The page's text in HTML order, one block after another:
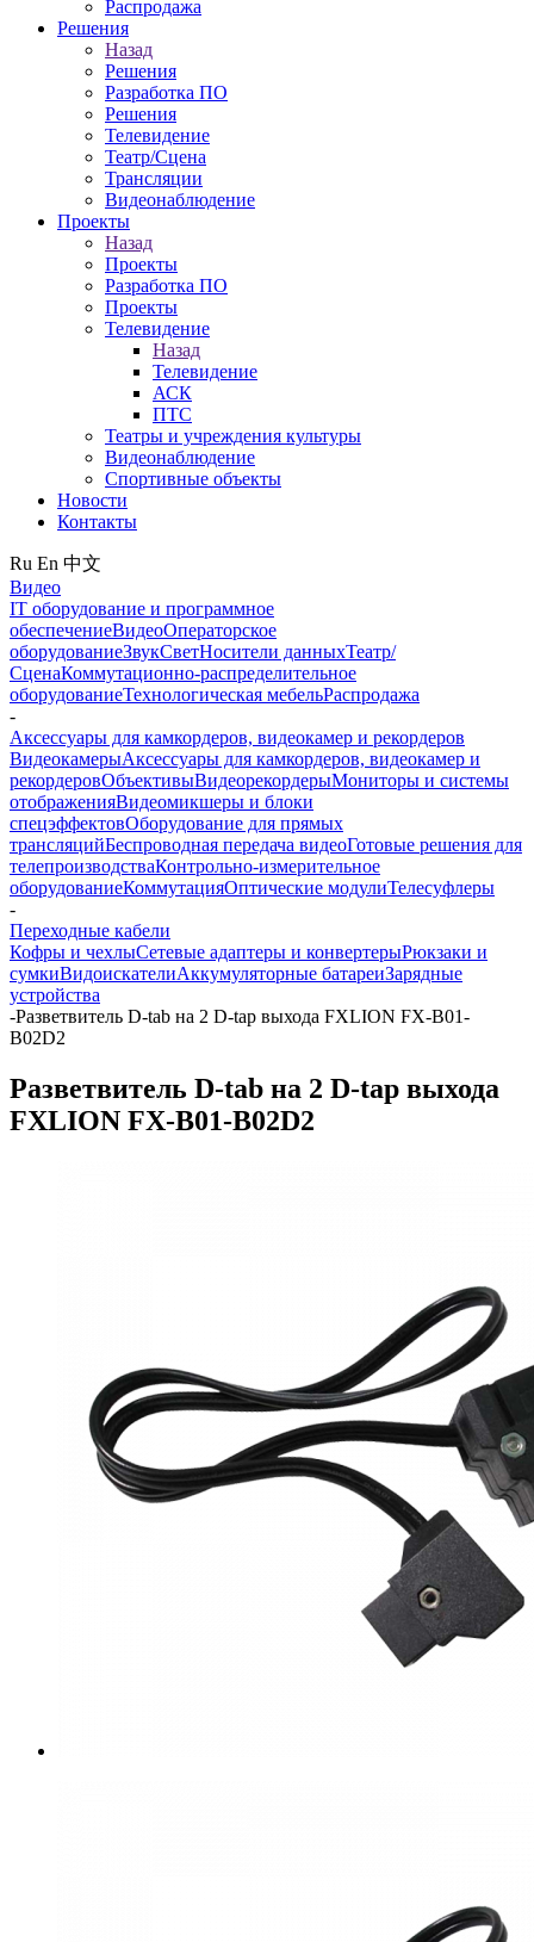
Распродажа
Решения
Назад
Решения
Разработка ПО
Решения
Телевидение
Театр/Сцена
Трансляции
Видеонаблюдение
Проекты
Назад
Проекты
Разработка ПО
Проекты
Телевидение
Назад
Телевидение
АСК
ПТС
Театры и учреждения культуры
Видеонаблюдение
Спортивные объекты
Новости
Контакты
Ru En 中文
Видео
IT оборудование и программное
обеспечениеВидеоОператорское
оборудованиеЗвукСветНосители данныхТеатр/
СценаКоммутационно-распределительное
оборудованиеТехнологическая мебельРаспродажа
-
Аксессуары для камкордеров, видеокамер и рекордеров
ВидеокамерыАксессуары для камкордеров, видеокамер и
рекордеровОбъективыВидеорекордерыМониторы и системы
отображенияВидеомикшеры и блоки
спецэффектовОборудование для прямых
трансляцийБеспроводная передача видеоГотовые решения для
телепроизводстваКонтрольно-измерительное
оборудованиеКоммутацияОптические модулиТелесуфлеры
-
Переходные кабели
Кофры и чехлыСетевые адаптеры и конвертерыРюкзаки и
сумкиВидоискателиАккумуляторные батареиЗарядные
устройства
-Разветвитель D-tab на 2 D-tap выхода FXLION FX-B01-
B02D2
Разветвитель D-tab на 2 D-tap выхода
FXLION FX-B01-B02D2